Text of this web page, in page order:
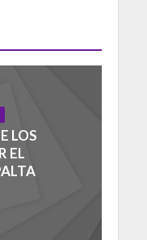
LOS
EL